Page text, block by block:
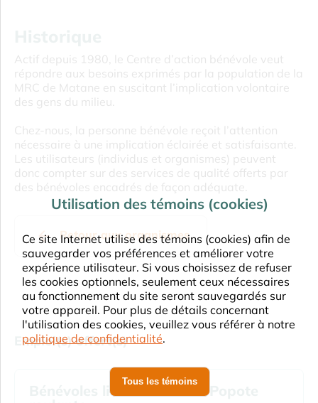
Actif depuis 1980, le Centre d’action bénévole veut
répondre aux besoins exprimés par la population de la
MRC de Matane en suscitant l’implication volontaire
des gens du milieu.
Chez-nous, la personne bénévole reçoit l’attention
nécessaire à une implication éclairée et satisfaisante.
Les utilisateurs (individus et organismes) peuvent
donc compter sur des services de qualité offerts par
des bénévoles encadrés de façon adéquate.
Retour aux organismes
Emploi(s) offert(s)
Bénévoles livreurs.euses – Popote
Utilisation des témoins (cookies)
Ce site Internet utilise des témoins (cookies) afin de
sauvegarder vos préférences et améliorer votre
expérience utilisateur. Si vous choisissez de refuser
les cookies optionnels, seulement ceux nécessaires
au fonctionnement du site seront sauvegardés sur
votre appareil. Pour plus de détails concernant
l'utilisation des cookies, veuillez vous référer à notre
politique de confidentialité.
Tous les témoins